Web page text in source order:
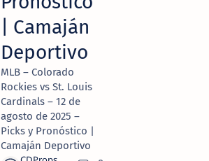
| Camaján
Deportivo
MLB – Colorado
Rockies vs St. Louis
Cardinals – 12 de
agosto de 2025 –
Picks y Pronóstico |
Camaján Deportivo